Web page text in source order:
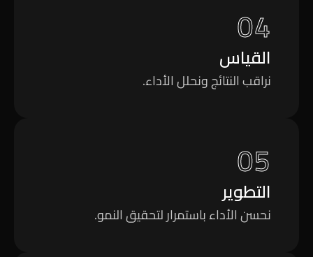
04
القياس
نراقب النتائج ونحلل الأداء.
05
التطوير
نحسن الأداء باستمرار لتحقيق النمو.